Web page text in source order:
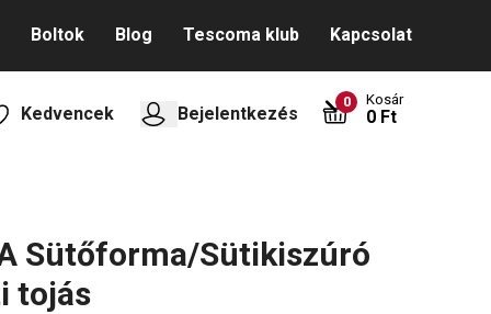
Boltok Blog Tescoma klub Kapcsolat
Kedvencek Bejelentkezés
0 Kosár
0 Ft
Sütőforma/Sütikiszúró
tojás